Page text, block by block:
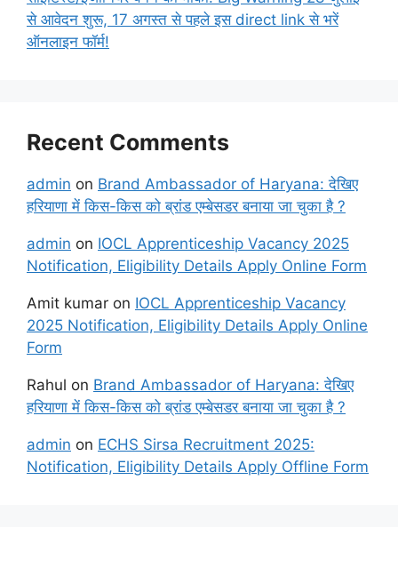
से आवेदन शुरू, 17 अगस्त से पहले इस direct link से भरें
ऑनलाइन फॉर्म!
Recent Comments
admin on Brand Ambassador of Haryana: देखिए
हरियाणा में किस-किस को ब्रांड एम्बेसडर बनाया जा चुका है ?
admin on IOCL Apprenticeship Vacancy 2025
Notification, Eligibility Details Apply Online Form
Amit kumar on IOCL Apprenticeship Vacancy
2025 Notification, Eligibility Details Apply Online
Form
Rahul on Brand Ambassador of Haryana: देखिए
हरियाणा में किस-किस को ब्रांड एम्बेसडर बनाया जा चुका है ?
admin on ECHS Sirsa Recruitment 2025:
Notification, Eligibility Details Apply Offline Form